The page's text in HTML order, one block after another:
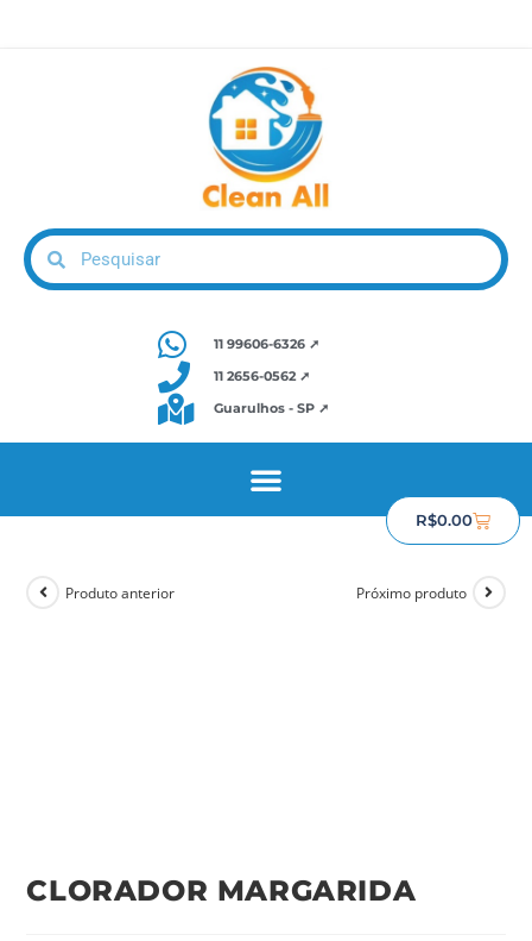
11 99606-6326 ➚
11 2656-0562 ➚
Guarulhos - SP ➚
R$0.00
Produto anterior Próximo produto
CLORADOR MARGARIDA